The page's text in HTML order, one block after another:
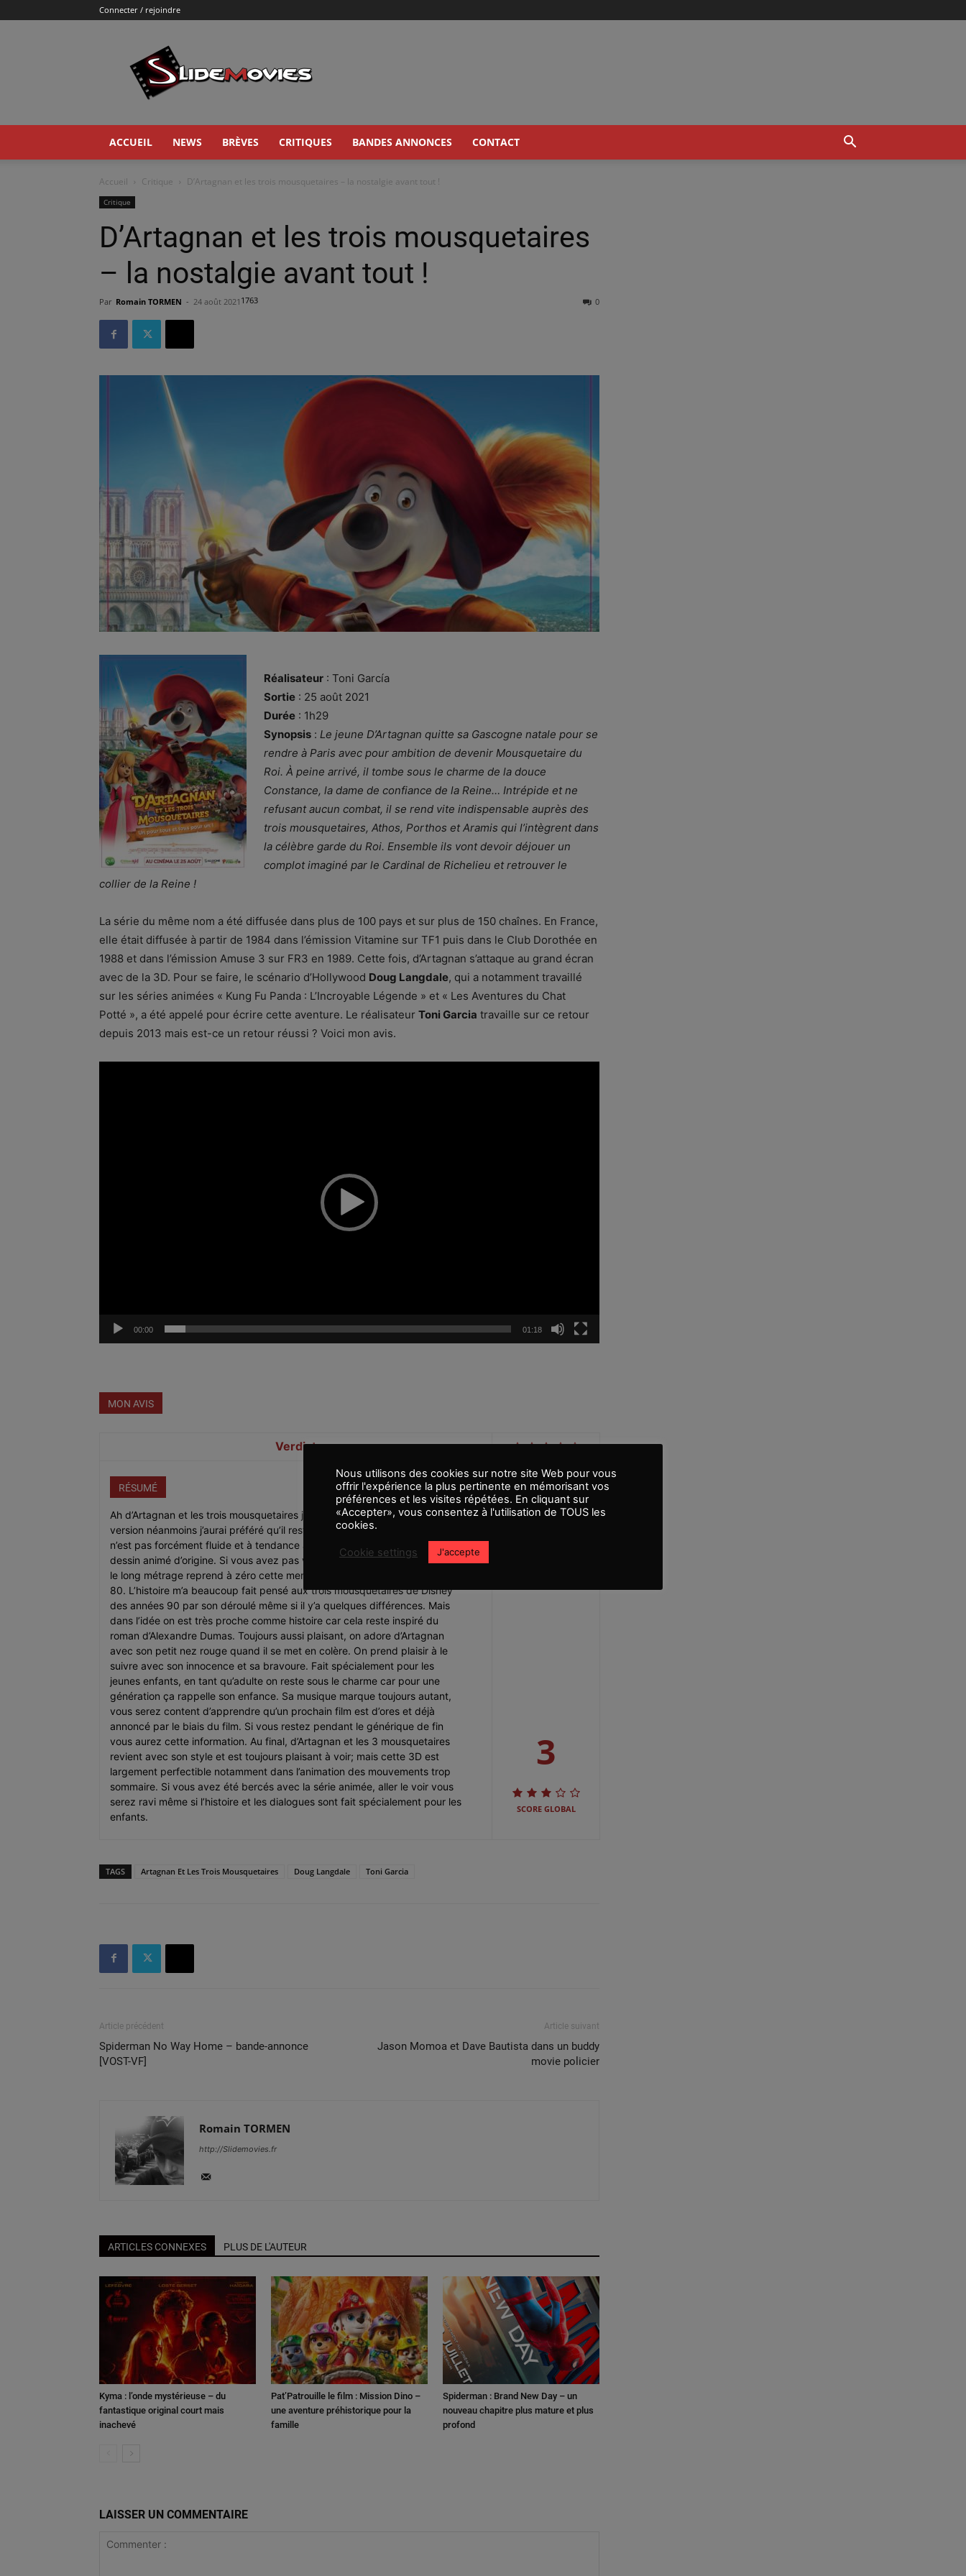
Connecter / rejoindre
ACCUEIL NEWS BRÈVES CRITIQUES BANDES ANNONCES CONTACT
Accueil Critique D’Artagnan et les trois mousquetaires – la nostalgie avant tout !
Critique
D’Artagnan et les trois mousquetaires
– la nostalgie avant tout !
Par Romain TORMEN - 24 août 2021 0
1763
Réalisateur : Toni García
Sortie : 25 août 2021
Durée : 1h29
Synopsis : Le jeune D’Artagnan quitte sa Gascogne natale pour se
rendre à Paris avec pour ambition de devenir Mousquetaire du
Roi. À peine arrivé, il tombe sous le charme de la douce
Constance, la dame de confiance de la Reine… Intrépide et ne
refusant aucun combat, il se rend vite indispensable auprès des
trois mousquetaires, Athos, Porthos et Aramis qui l’intègrent dans
la célèbre garde du Roi. Ensemble ils vont devoir déjouer un
complot imaginé par le Cardinal de Richelieu et retrouver le
collier de la Reine !
La série du même nom a été diffusée dans plus de 100 pays et sur plus de 150 chaînes. En France,
elle était diffusée à partir de 1984 dans l’émission Vitamine sur TF1 puis dans le Club Dorothée en
1988 et dans l’émission Amuse 3 sur FR3 en 1989. Cette fois, d’Artagnan s’attaque au grand écran
avec de la 3D. Pour se faire, le scénario d’Hollywood Doug Langdale, qui a notamment travaillé
sur les séries animées « Kung Fu Panda : L’Incroyable Légende » et « Les Aventures du Chat
Potté », a été appelé pour écrire cette aventure. Le réalisateur Toni Garcia travaille sur ce retour
depuis 2013 mais est-ce un retour réussi ? Voici mon avis.
00:00 01:18
MON AVIS
Verdict
RÉSUMÉ
Ah d’Artagnan et les trois mousquetaires j’ai plutôt bien aimé cette nouvelle
version néanmoins j’aurai préféré qu’il reste en animation 2D. L’animation 3D
n’est pas forcément fluide et à tendance à pas donner la réelle valeur au
dessin animé d’origine. Si vous avez pas vu la série, ne vous inquiétez pas,
le long métrage reprend à zéro cette merveilleuse série animée des années
80. L’histoire m’a beaucoup fait pensé aux trois mousquetaires de Disney
des années 90 par son déroulé même si il y’a quelques différences. Mais
dans l’idée on est très proche comme histoire car cela reste inspiré du
roman d’Alexandre Dumas. Toujours aussi plaisant, on adore d’Artagnan
avec son petit nez rouge quand il se met en colère. On prend plaisir à le
suivre avec son innocence et sa bravoure. Fait spécialement pour les
jeunes enfants, en tant qu’adulte on reste sous le charme car pour une
génération ça rappelle son enfance. Sa musique marque toujours autant,
vous serez content d’apprendre qu’un prochain film est d’ores et déjà
annoncé par le biais du film. Si vous restez pendant le générique de fin
vous aurez cette information. Au final, d’Artagnan et les 3 mousquetaires
revient avec son style et est toujours plaisant à voir; mais cette 3D est
largement perfectible notamment dans l’animation des mouvements trop
sommaire. Si vous avez été bercés avec la série animée, aller le voir vous
serez ravi même si l’histoire et les dialogues sont fait spécialement pour les
enfants.
3
SCORE GLOBAL
TAGS Artagnan Et Les Trois Mousquetaires Doug Langdale Toni Garcia
Article précédent
Spiderman No Way Home – bande-annonce
[VOST-VF]
Article suivant
Jason Momoa et Dave Bautista dans un buddy
movie policier
Romain TORMEN
http://Slidemovies.fr
ARTICLES CONNEXES PLUS DE L'AUTEUR
Kyma : l’onde mystérieuse – du
fantastique original court mais
inachevé
Pat’Patrouille le film : Mission Dino –
une aventure préhistorique pour la
famille
Spiderman : Brand New Day – un
nouveau chapitre plus mature et plus
profond
LAISSER UN COMMENTAIRE
Nous utilisons des cookies sur notre site Web pour vous
offrir l'expérience la plus pertinente en mémorisant vos
préférences et les visites répétées. En cliquant sur
«Accepter», vous consentez à l'utilisation de TOUS les
cookies.
Cookie settings J'accepte